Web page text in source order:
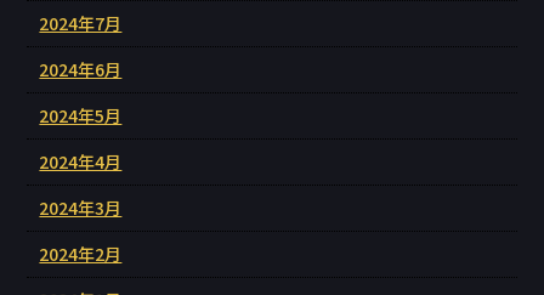
2024年7月
2024年6月
2024年5月
2024年4月
2024年3月
2024年2月